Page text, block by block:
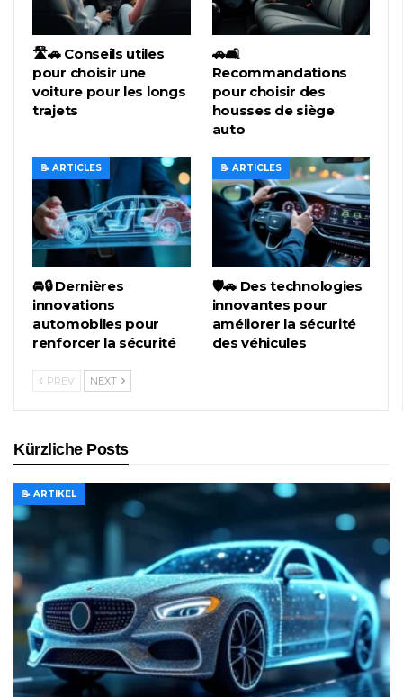
🛣️🚗 Conseils utiles
pour choisir une
voiture pour les longs
trajets
🚗🛋️
Recommandations
pour choisir des
housses de siège
auto
📝 ARTICLES
🚘🔒 Dernières
innovations
automobiles pour
renforcer la sécurité
📝 ARTICLES
🛡️🚗 Des technologies
innovantes pour
améliorer la sécurité
des véhicules
PREV NEXT
Kürzliche Posts
📝 ARTIKEL